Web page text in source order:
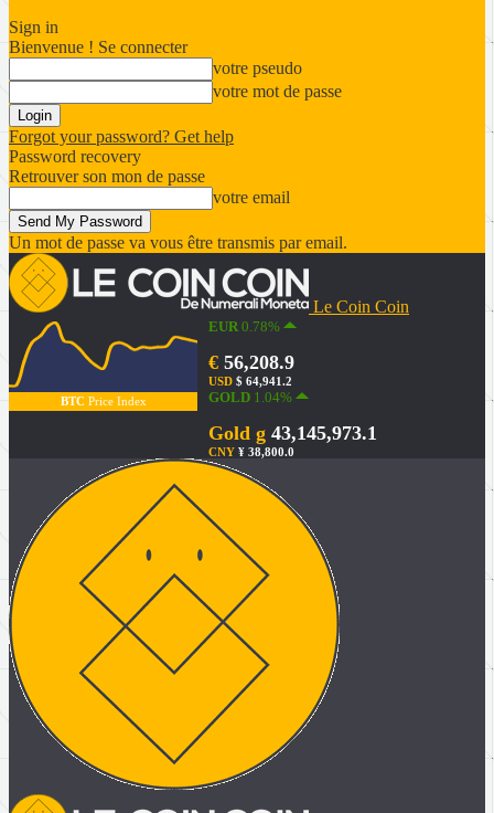
Sign in
Bienvenue ! Se connecter
votre pseudo
votre mot de passe
Forgot your password? Get help
Password recovery
Retrouver son mon de passe
votre email
Un mot de passe va vous être transmis par email.
Le Coin Coin
BTCPrice Index
EUR0.78%
€ 56,208.9
USD $ 64,941.2
GOLD 1.04%
Gold g 43,145,973.1
CNY ¥ 38,800.0